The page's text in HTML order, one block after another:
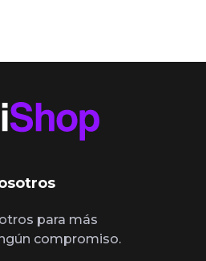
para más
compromiso.